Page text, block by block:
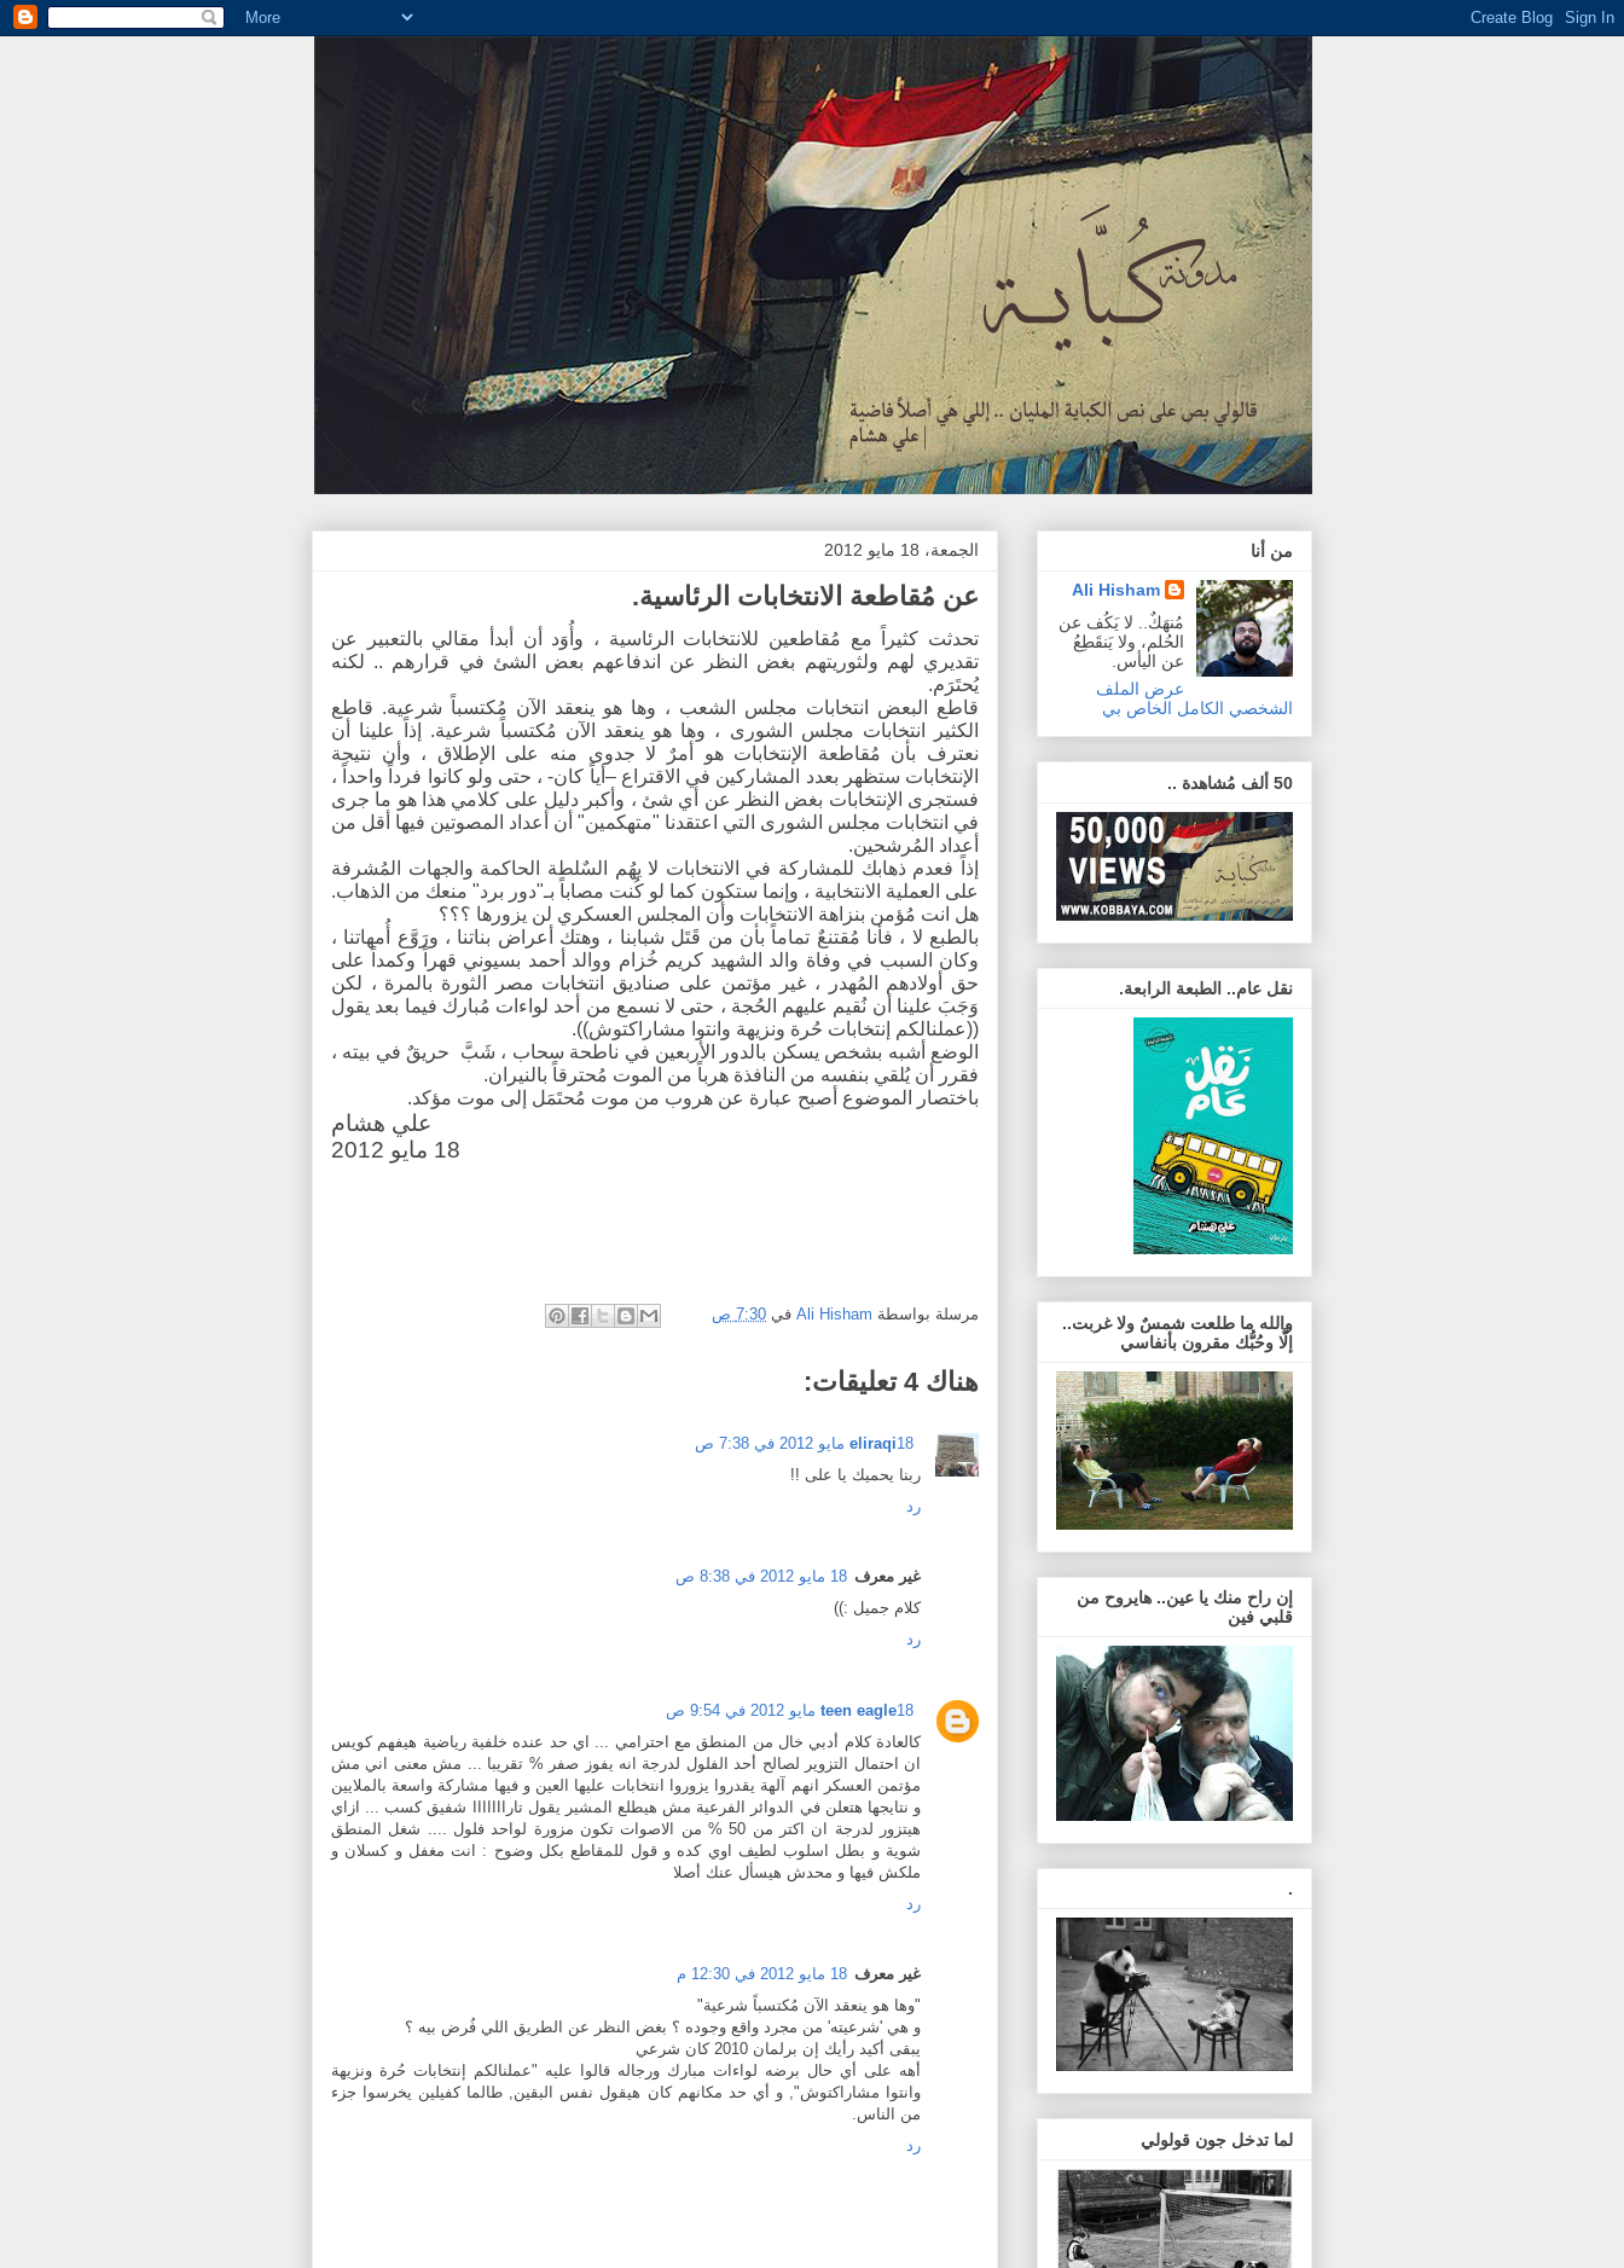
الجمعة، 18 مايو 2012
عن مُقاطعة الانتخابات الرئاسية.
تحدثت كثيراً مع مُقاطعين للانتخابات الرئاسية ، وأُوَد أن أبدأ مقالي بالتعبير عن
تقديري لهم ولثوريتهم بغض النظر عن اندفاعهم بعض الشئ في قرارهم .. لكنه
يُحتَرَم.
قاطع البعض انتخابات مجلس الشعب ، وها هو ينعقد الآن مُكتسباً شرعية. قاطع
الكثير انتخابات مجلس الشورى ، وها هو ينعقد الآن مُكتسباً شرعية. إذاً علينا أن
نعترف بأن مُقاطعة الإنتخابات هو أمرٌ لا جدوى منه على الإطلاق ، وأن نتيجة
الإنتخابات ستظهر بعدد المشاركين في الاقتراع –أياً كان- ، حتى ولو كانوا فرداً واحداً ،
فستجرى الإنتخابات بغض النظر عن أي شئ ، وأكبر دليل على كلامي هذا هو ما جرى
في انتخابات مجلس الشورى التي اعتقدنا "متهكمين" أن أعداد المصوتين فيها أقل من
أعداد المُرشحين.
إذاً فعدم ذهابك للمشاركة في الانتخابات لا يهُم السٌلطة الحاكمة والجهات المُشرفة
على العملية الانتخابية ، وإنما ستكون كما لو كُنت مصاباً بـ"دور برد" منعك من الذهاب.
هل انت مُؤمن بنزاهة الانتخابات وأن المجلس العسكري لن يزورها ؟؟؟
بالطبع لا ، فأنا مُقتنعٌ تماماً بأن من قَتَل شبابنا ، وهتك أعراض بناتنا ، ورَوَّع أُمهاتنا ،
وكان السبب في وفاة والد الشهيد كريم خُزام ووالد أحمد بسيوني قهراً وكمداً على
حق أولادهم المُهدر ، غير مؤتمن على صناديق انتخابات مصر الثورة بالمرة ، لكن
وَجَبَ علينا أن نُقيم عليهم الحُجة ، حتى لا نسمع من أحد لواءات مُبارك فيما بعد يقول
((عملنالكم إنتخابات حُرة ونزيهة وانتوا مشاراكتوش)).
الوضع أشبه بشخص يسكن بالدور الأربعين في ناطحة سحاب ، شَبَّ حريقٌ في بيته ،
فقرر أن يُلقي بنفسه من النافذة هرباً من الموت مُحترقاً بالنيران.
باختصار الموضوع أصبح عبارة عن هروب من موت مُحتَمَل إلى موت مؤكد.
علي هشام
18 مايو 2012
مرسلة بواسطة Ali Hisham في 7:30 ص
هناك 4 تعليقات:
eliraqi18 مايو 2012 في 7:38 ص
ربنا يحميك يا على !!
رد
غير معرف 18 مايو 2012 في 8:38 ص
كلام جميل :))
رد
teen eagle18 مايو 2012 في 9:54 ص
كالعادة كلام أدبي خال من المنطق مع احترامي ... اي حد عنده خلفية رياضية هيفهم كويس
ان احتمال التزوير لصالح أحد الفلول لدرجة انه يفوز صفر % تقريبا ... مش معنى اني مش
مؤتمن العسكر انهم آلهة يقدروا يزوروا انتخابات عليها العين و فيها مشاركة واسعة بالملايين
و نتايجها هتعلن في الدوائر الفرعية مش هيطلع المشير يقول تارااااااا شفيق كسب ... ازاي
هيتزور لدرجة ان اكتر من 50 % من الاصوات تكون مزورة لواحد فلول .... شغل المنطق
شوية و بطل اسلوب لطيف اوي كده و قول للمقاطع بكل وضوح : انت مغفل و كسلان و
ملكش فيها و محدش هيسأل عنك أصلا
رد
غير معرف 18 مايو 2012 في 12:30 م
"وها هو ينعقد الآن مُكتسباً شرعية"
و هي 'شرعيته' من مجرد واقع وجوده ؟ بغض النظر عن الطريق اللي فُرض بيه ؟
يبقى أكيد رأيك إن برلمان 2010 كان شرعي
أهه على أي حال برضه لواءات مبارك ورجاله قالوا عليه "عملنالكم إنتخابات حُرة ونزيهة
وانتوا مشاراكتوش", و أي حد مكانهم كان هيقول نفس البقين, طالما كفيلين يخرسوا جزء
من الناس.
رد
من أنا
Ali Hisham
مُنهَكٌ.. لا يَكُف عن
الحُلم، ولا يَنقَطِعُ
عن اليأس.
عرض الملف
الشخصي الكامل الخاص بي
50 ألف مُشاهدة ..
نقل عام.. الطبعة الرابعة.
والله ما طلعت شمسٌ ولا غربت..
إلَّا وحُبُّك مقرون بأنفاسي
إن راح منك يا عين.. هايروح من
قلبي فين
.
لما تدخل جون قولولي